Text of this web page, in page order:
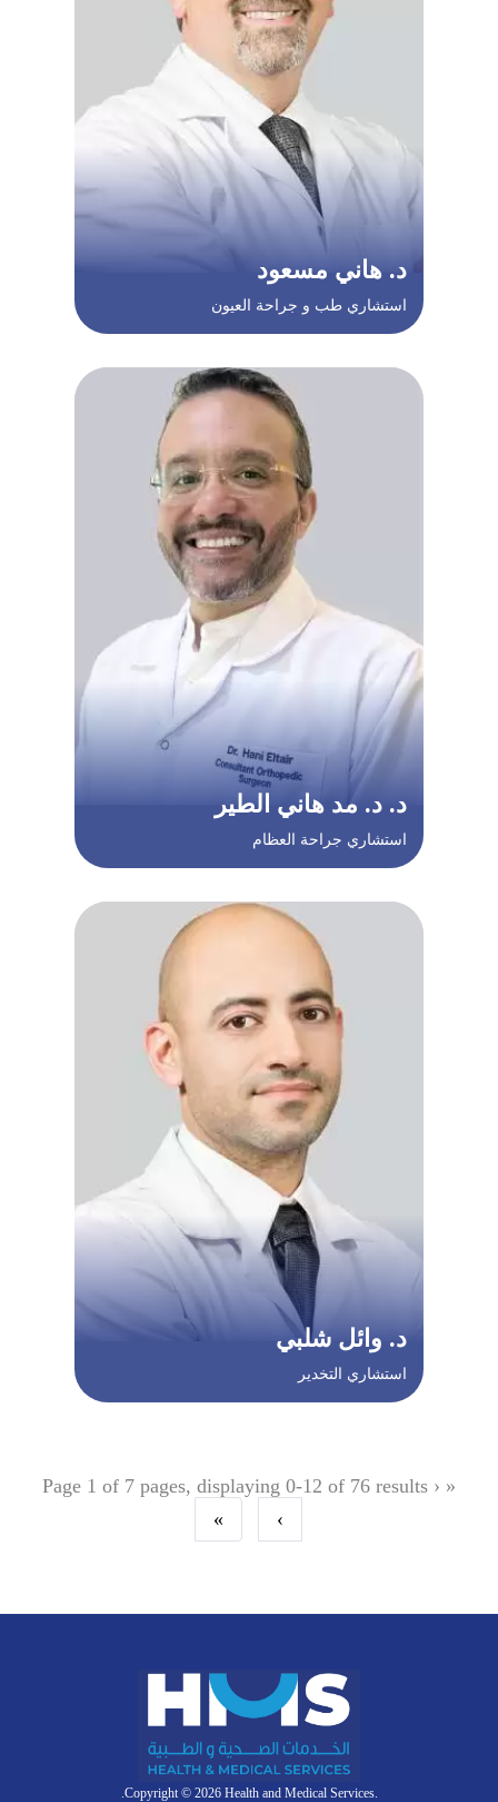
د. هاني مسعود
استشاري طب و جراحة العيون
د. د. مد هاني الطير
استشاري جراحة العظام
د. وائل شلبي
استشاري التخدير
«
‹
›
»
.Copyright © 2026 Health and Medical Services.